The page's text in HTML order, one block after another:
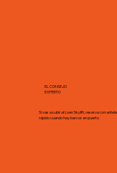
EL CONSEJO
EXPERTO
Si vas a subir al Loen Skylift, reserva con
rápido cuando hay barcos en puerto.